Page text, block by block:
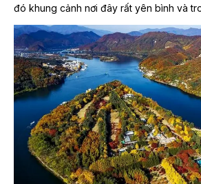
đó khung cảnh nơi đây rất yên bình và